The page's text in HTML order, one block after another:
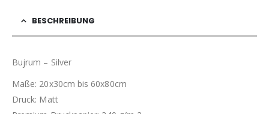
BESCHREIBUNG
Bujrum – Silver
Maße: 20x30cm bis 60x80cm
Druck: Matt